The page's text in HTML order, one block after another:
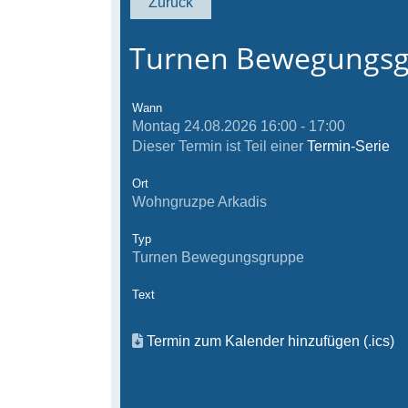
Turnen
Wann
Montag 24.08.2026 16:00 - 17:00
Dieser Termin ist Teil einer Termin-Serie
Ort
Wohngruzpe Arkadis
Typ
Turnen Bewegungsgruppe
Text
Termin zum Kalender hinzufügen (.ics)